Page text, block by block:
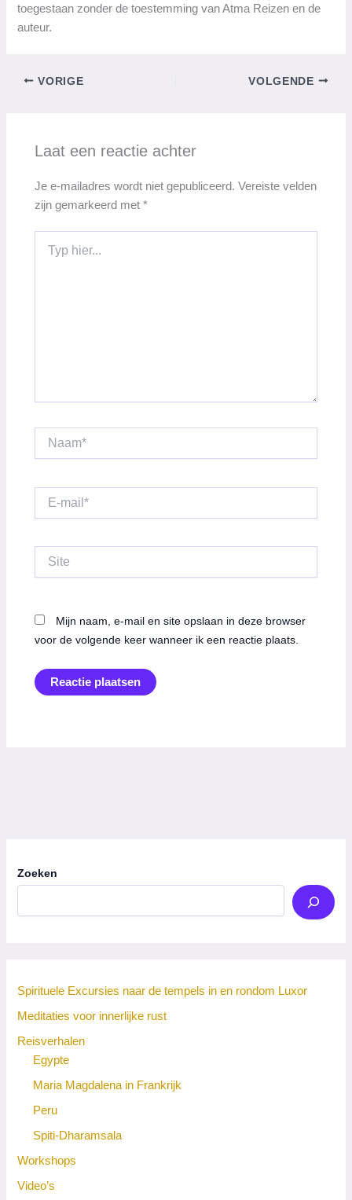
toegestaan zonder de toestemming van Atma Reizen en de
auteur.
VORIGE VOLGENDE
Laat een reactie achter
Je e-mailadres wordt niet gepubliceerd. Vereiste velden
zijn gemarkeerd met*
hier...
Naam*
mail*
Site
Mijn naam, e-mail en site opslaan in deze browser
voor de volgende keer wanneer ik een reactie plaats.
Zoeken
Spirituele Excursies naar de tempels in en rondom Luxor
Meditaties voor innerlijke rust
Reisverhalen
Egypte
Maria Magdalena in Frankrijk
Peru
Spiti-Dharamsala
Workshops
Video’s